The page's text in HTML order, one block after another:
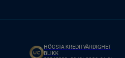
HÖGSTA KREDITVÄRDIGHET
BLIKK